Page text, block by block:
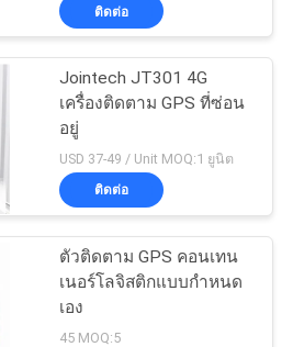
ติดต่อ
Jointech JT301 4G
เครื่องติดตาม GPS ที่ซ่อน
อยู่
USD 37-49 / Unit MOQ:1 ยูนิต
ติดต่อ
ตัวติดตาม GPS คอนเทน
เนอร์โลจิสติกแบบกำหนด
เอง
45 MOQ:5